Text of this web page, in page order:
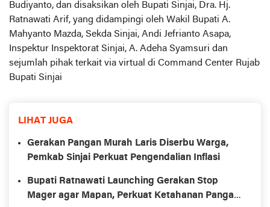
Budiyanto, dan disaksikan oleh Bupati Sinjai, Dra. Hj.
Ratnawati Arif, yang didampingi oleh Wakil Bupati A.
Mahyanto Mazda, Sekda Sinjai, Andi Jefrianto Asapa,
Inspektur Inspektorat Sinjai, A. Adeha Syamsuri dan
sejumlah pihak terkait via virtual di Command Center Rujab
Bupati Sinjai
LIHAT JUGA
Gerakan Pangan Murah Laris Diserbu Warga,
Pemkab Sinjai Perkuat Pengendalian Inflasi
Bupati Ratnawati Launching Gerakan Stop
Mager agar Mapan, Perkuat Ketahanan Pangan